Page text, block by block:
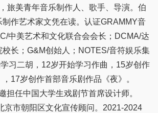
美青年音乐制作人、歌手、导演。伯
制作艺术家文凭在读。认证GRAMMY音
中美艺术和文化联合会会长；DCMA/达
长；G&M创始人；NOTES/音符娱乐集
习二胡，12岁开始学习作曲，15岁创作
17岁创作首部音乐剧作品《夜》。
担任中国大学生戏剧节首席设计师。
京市朝阳区文化宣传顾问。2021-2024